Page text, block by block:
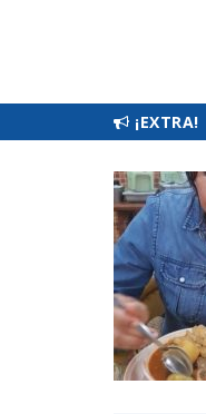
¡EXTRA!
BIENESTAR EN NAYARIT